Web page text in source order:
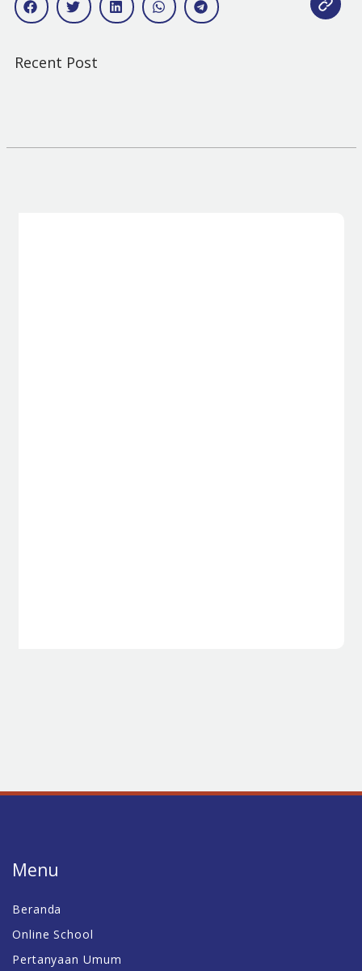
Recent Post
Menu
Beranda
Online School
Pertanyaan Umum